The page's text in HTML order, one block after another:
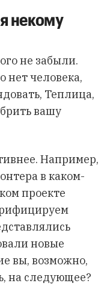
некому
не забыли.
нет человека,
Теплица,
вашу
Например,
в каком-
проекте
новые
вы, возможно,
на следующее?